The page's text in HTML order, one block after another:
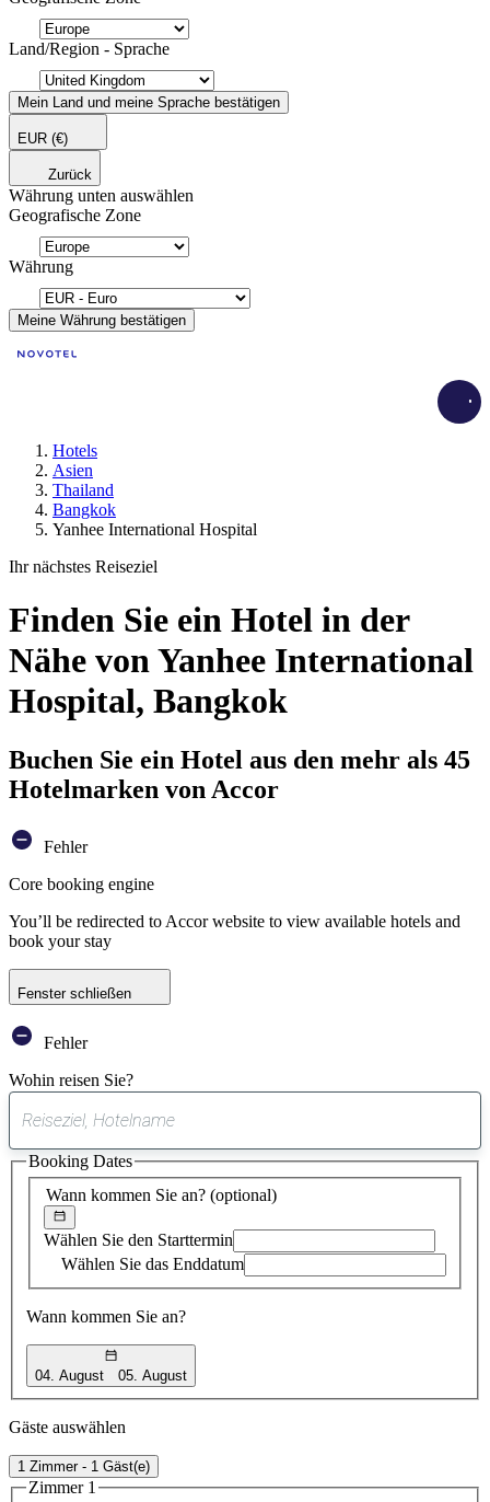
Land/Region - Sprache
Mein Land und meine Sprache bestätigen
EUR (€)
Zurück
Währung unten auswählen
Geografische Zone
Währung
Meine Währung bestätigen
Hotels
Asien
Thailand
Bangkok
Yanhee International Hospital
Ihr nächstes Reiseziel
Finden Sie ein Hotel in der
Nähe von Yanhee International
Hospital, Bangkok
Buchen Sie ein Hotel aus den mehr als 45
Hotelmarken von Accor
Fehler
Core booking engine
You’ll be redirected to Accor website to view available hotels and
book your stay
Fenster schließen
Fehler
Wohin reisen Sie?
gefundener
Vorschlag
Wann kommen Sie an? (optional)
Wählen Sie den Starttermin
Wählen Sie das Enddatum
Wann kommen Sie an?
04. August 05. August
Booking Dates
Gäste auswählen
1 Zimmer - 1 Gäst(e)
Zimmer 1